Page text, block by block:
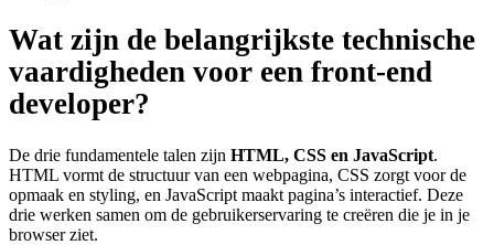
Wat zijn de belangrijkste technische
vaardigheden voor een front-end
developer?
De drie fundamentele talen zijn HTML, CSS en JavaScript.
HTML vormt de structuur van een webpagina, CSS zorgt voor de
opmaak en styling, en JavaScript maakt pagina’s interactief. Deze
drie werken samen om de gebruikerservaring te creëren die je in je
browser ziet.